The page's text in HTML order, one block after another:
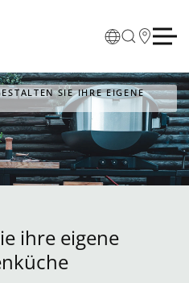
SIE IHRE EIGENE
ihre eigene